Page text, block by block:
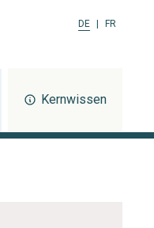
DE FR
Kernwissen